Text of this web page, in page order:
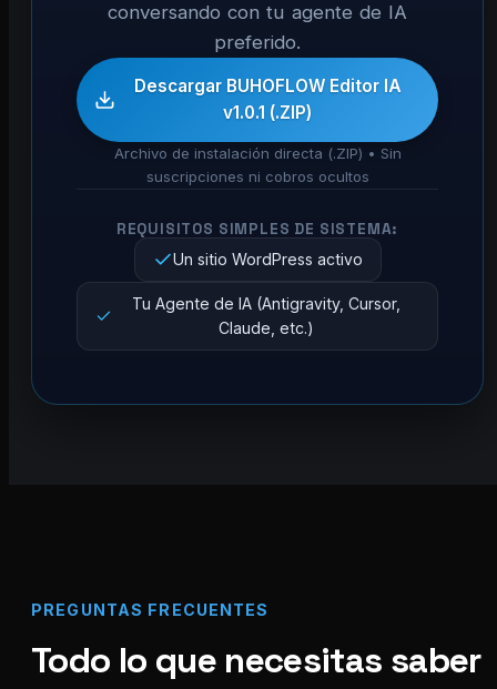
conversando con tu agente de IA
preferido.
Descargar BUHOFLOW Editor IA
v1.0.1 (.ZIP)
Archivo de instalación directa (.ZIP) • Sin
suscripciones ni cobros ocultos
REQUISITOS SIMPLES DE SISTEMA:
Un sitio WordPress activo
Tu Agente de IA (Antigravity, Cursor,
Claude, etc.)
PREGUNTAS FRECUENTES
Todo lo que necesitas saber